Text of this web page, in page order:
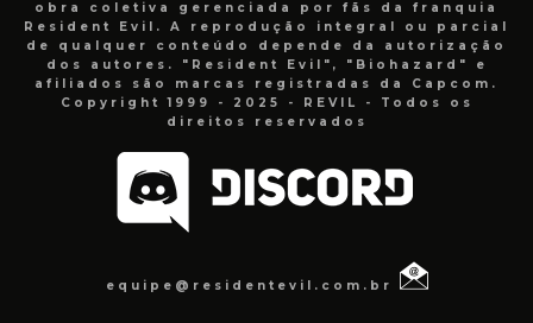
obra coletiva gerenciada por fãs da franquia
Resident Evil. A reprodução integral ou parcial
de qualquer conteúdo depende da autorização
dos autores. "Resident Evil", "Biohazard" e
afiliados são marcas registradas da Capcom.
Copyright 1999 - 2025 - REVIL - Todos os
direitos reservados
equipe@residentevil.com.br